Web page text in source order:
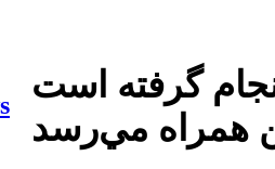
گرفته است